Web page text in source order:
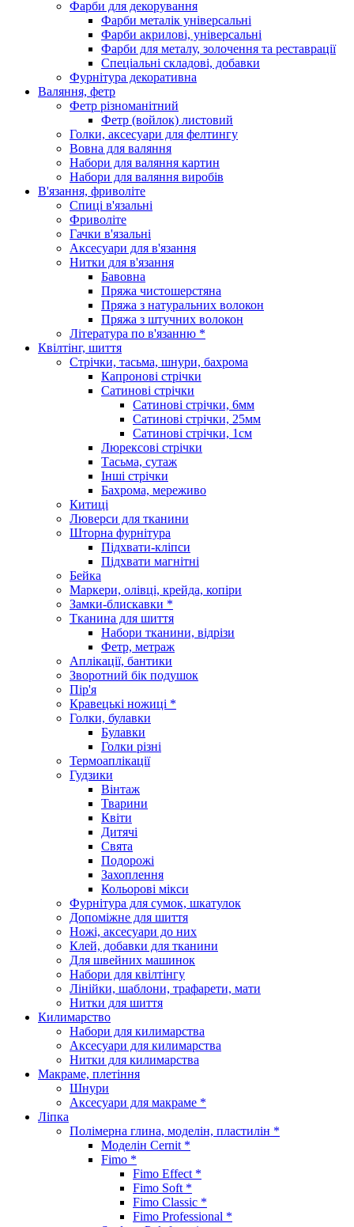
Фарби для декорування
Фарби металік універсальні
Фарби акрилові, універсальні
Фарби для металу, золочення та реставрації
Спеціальні складові, добавки
Фурнітура декоративна
Валяння, фетр
Фетр різноманітний
Фетр (войлок) листовий
Голки, аксесуари для фелтингу
Вовна для валяння
Набори для валяння картин
Набори для валяння виробів
В'язання, фриволіте
Спиці в'язальні
Фриволіте
Гачки в'язальні
Аксесуари для в'язання
Нитки для в'язання
Бавовна
Пряжа чистошерстяна
Пряжа з натуральних волокон
Пряжа з штучних волокон
Література по в'язанню *
Квілтінг, шиття
Стрічки, тасьма, шнури, бахрома
Капронові стрічки
Сатинові стрічки
Сатинові стрічки, 6мм
Сатинові стрічки, 25мм
Сатинові стрічки, 1см
Люрексові стрічки
Тасьма, сутаж
Інші стрічки
Бахрома, мереживо
Китиці
Люверси для тканини
Шторна фурнітура
Підхвати-кліпси
Підхвати магнітні
Бейка
Маркери, олівці, крейда, копіри
Замки-блискавки *
Тканина для шиття
Набори тканини, відрізи
Фетр, метраж
Аплікації, бантики
Зворотний бік подушок
Пір'я
Кравецькі ножиці *
Голки, булавки
Булавки
Голки різні
Термоаплікації
Гудзики
Вінтаж
Тварини
Квіти
Дитячі
Свята
Подорожі
Захоплення
Кольорові мікси
Фурнітура для сумок, шкатулок
Допоміжне для шиття
Ножі, аксесуари до них
Клей, добавки для тканини
Для швейних машинок
Набори для квілтінгу
Лінійки, шаблони, трафарети, мати
Нитки для шиття
Килимарство
Набори для килимарства
Аксесуари для килимарства
Нитки для килимарства
Макраме, плетіння
Шнури
Аксесуари для макраме *
Ліпка
Полімерна глина, моделін, пластилін *
Моделін Cernit *
Fimo *
Fimo Effect *
Fimo Soft *
Fimo Classic *
Fimo Professional *